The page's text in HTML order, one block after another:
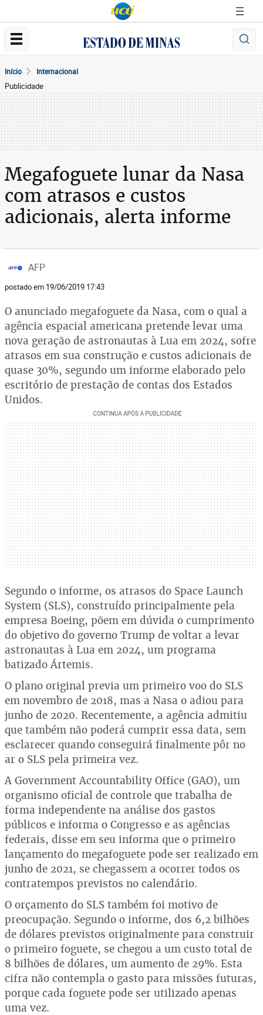
Início Internacional
Publicidade
Megafoguete lunar da Nasa
com atrasos e custos
adicionais, alerta informe
AFP
postado em 19/06/2019 17:43
O anunciado megafoguete da Nasa, com o qual a
agência espacial americana pretende levar uma
nova geração de astronautas à Lua em 2024, sofre
atrasos em sua construção e custos adicionais de
quase 30%, segundo um informe elaborado pelo
escritório de prestação de contas dos Estados
Unidos.
Segundo o informe, os atrasos do Space Launch
System (SLS), construído principalmente pela
empresa Boeing, põem em dúvida o cumprimento
do objetivo do governo Trump de voltar a levar
astronautas à Lua em 2024, um programa
batizado Ártemis.
O plano original previa um primeiro voo do SLS
em novembro de 2018, mas a Nasa o adiou para
junho de 2020. Recentemente, a agência admitiu
que também não poderá cumprir essa data, sem
esclarecer quando conseguirá finalmente pôr no
ar o SLS pela primeira vez.
A Government Accountability Office (GAO), um
organismo oficial de controle que trabalha de
forma independente na análise dos gastos
públicos e informa o Congresso e as agências
federais, disse em seu informa que o primeiro
lançamento do megafoguete pode ser realizado em
junho de 2021, se chegassem a ocorrer todos os
contratempos previstos no calendário.
O orçamento do SLS também foi motivo de
preocupação. Segundo o informe, dos 6,2 bilhões
de dólares previstos originalmente para construir
o primeiro foguete, se chegou a um custo total de
8 bilhões de dólares, um aumento de 29%. Esta
cifra não contempla o gasto para missões futuras,
porque cada foguete pode ser utilizado apenas
uma vez.